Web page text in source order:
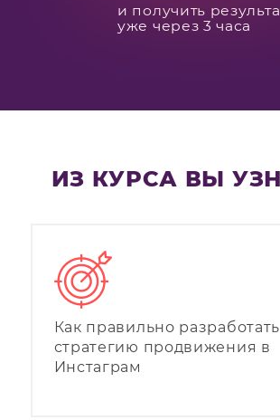
и получить
уже через 3 часа
ИЗ КУРСА ВЫ
Как правильно разработать
стратегию продвижения в
Инстаграм